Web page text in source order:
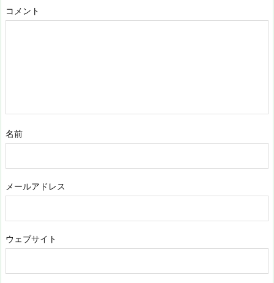
コメント
名前
メールアドレス
ウェブサイト